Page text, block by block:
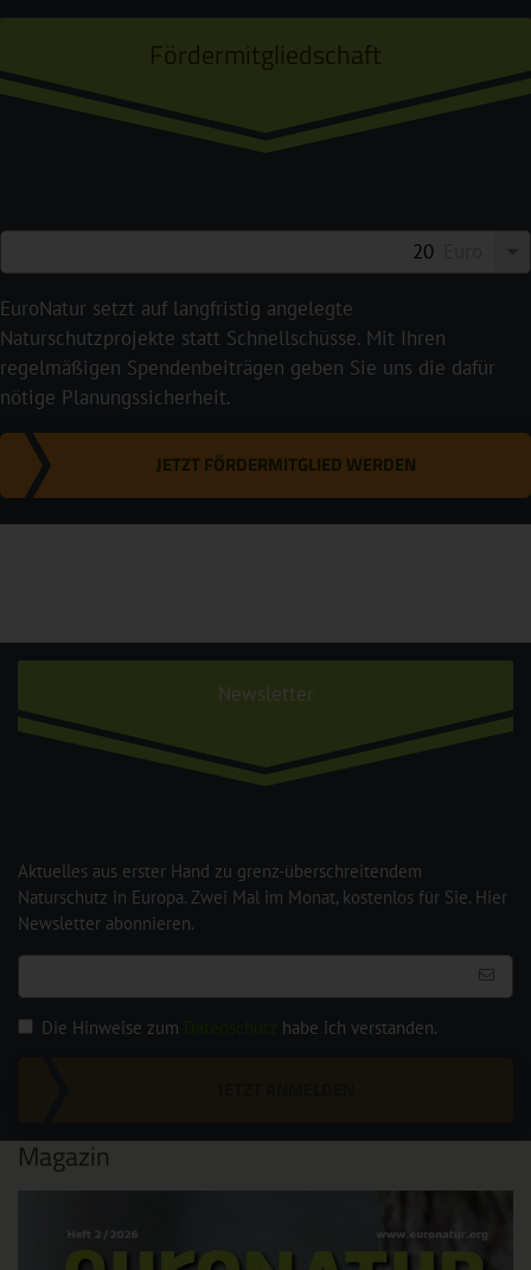
Fördermitgliedschaft
EuroNatur setzt auf langfristig angelegte
Naturschutzprojekte statt Schnellschüsse. Mit Ihren
regelmäßigen Spendenbeiträgen geben Sie uns die dafür
nötige Planungssicherheit.
JETZT FÖRDERMITGLIED WERDEN
Newsletter
Aktuelles aus erster Hand zu grenz-überschreitendem
Naturschutz in Europa. Zwei Mal im Monat, kostenlos für Sie. Hier
Newsletter abonnieren.
Die Hinweise zum habe ich verstanden.
Magazin